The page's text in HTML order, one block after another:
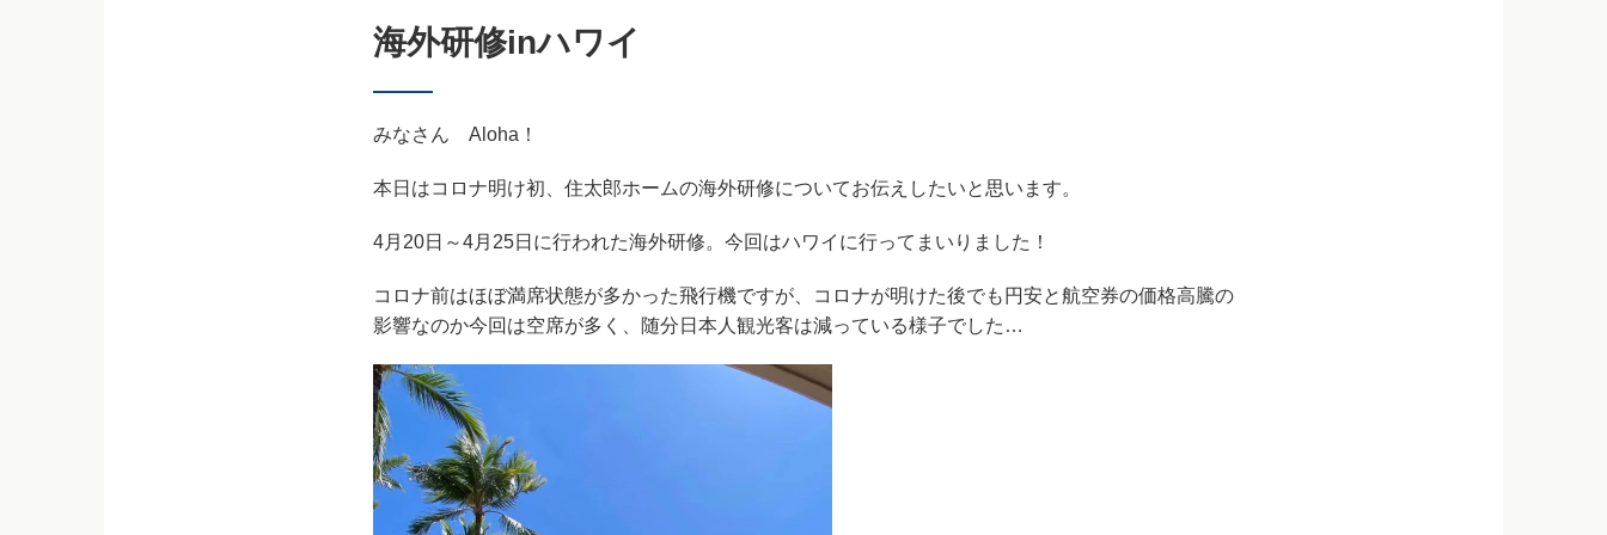
海外研修inハワイ
みなさん Aloha ！
本日はコロナ明け初、住太郎ホームの海外研修についてお伝えしたいと思います。
4月 20日～4月 25日に行われた海外研修。今回はハワイに行ってまいりました！
コロナ前はほぼ満席状態が多かった飛行機ですが、コロナが明けた後でも円安と航空券の価格高騰の
影響なのか今回は空席が多く、随分日本人観光客は減っている様子でした …